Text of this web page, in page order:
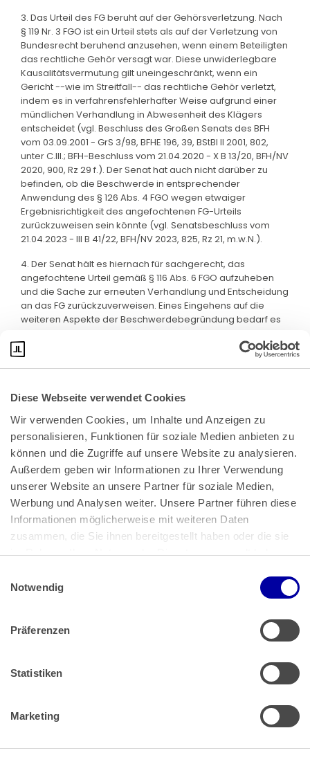
Diese Webseite verwendet Cookies
Wir verwenden Cookies, um Inhalte und Anzeigen zu
personalisieren, Funktionen für soziale Medien anbieten zu
können und die Zugriffe auf unsere Website zu analysieren.
Außerdem geben wir Informationen zu Ihrer Verwendung
unserer Website an unsere Partner für soziale Medien,
Werbung und Analysen weiter. Unsere Partner führen diese
Informationen möglicherweise mit weiteren Daten
zusammen, die Sie ihnen bereitgestellt haben oder die sie
im Rahmen Ihrer Nutzung der Dienste gesammelt haben.
Impressum
Notwendig
Präferenzen
Statistiken
Marketing
3. Das Urteil des FG beruht auf der Gehörsverletzung. Nach
§ 119 Nr. 3 FGO ist ein Urteil stets als auf der Verletzung von
Bundesrecht beruhend anzusehen, wenn einem Beteiligten
das rechtliche Gehör versagt war. Diese unwiderlegbare
Kausalitätsvermutung gilt uneingeschränkt, wenn ein
Gericht --wie im Streitfall-- das rechtliche Gehör verletzt,
indem es in verfahrensfehlerhafter Weise aufgrund einer
mündlichen Verhandlung in Abwesenheit des Klägers
entscheidet (vgl. Beschluss des Großen Senats des BFH
vom 03.09.2001 - GrS 3/98, BFHE 196, 39, BStBl II 2001, 802,
unter C.III.; BFH-Beschluss vom 21.04.2020 - X B 13/20, BFH/NV
2020, 900, Rz 29 f.). Der Senat hat auch nicht darüber zu
befinden, ob die Beschwerde in entsprechender
Anwendung des § 126 Abs. 4 FGO wegen etwaiger
Ergebnisrichtigkeit des angefochtenen FG-Urteils
zurückzuweisen sein könnte (vgl. Senatsbeschluss vom
21.04.2023 - III B 41/22, BFH/NV 2023, 825, Rz 21, m.w.N.).
4. Der Senat hält es hiernach für sachgerecht, das
angefochtene Urteil gemäß § 116 Abs. 6 FGO aufzuheben
und die Sache zur erneuten Verhandlung und Entscheidung
an das FG zurückzuverweisen. Eines Eingehens auf die
weiteren Aspekte der Beschwerdebegründung bedarf es
Bundeskanzlerplatz 2
53113 Bonn
Pressemitteilungen|AGB
Impressum|Datenschutz
Muster Widerrufsformular (PDF)
Barrierefreiheit